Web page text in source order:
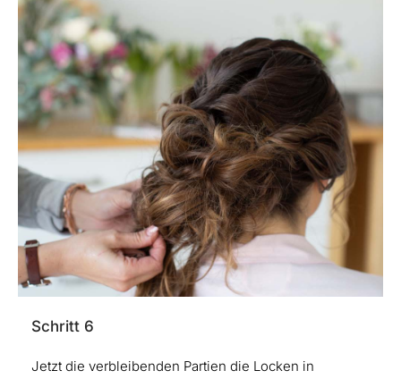
Schritt 6
Jetzt die verbleibenden Partien die Locken in